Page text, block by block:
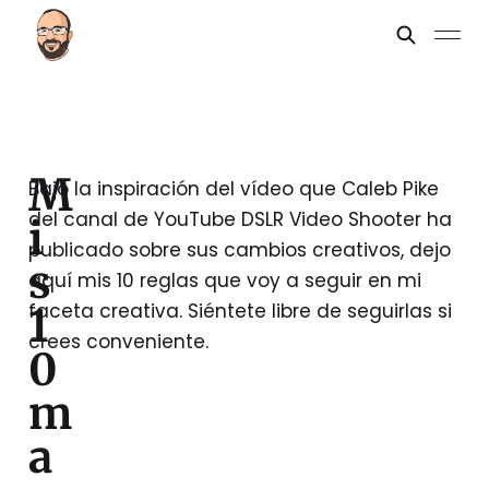
Bajo la inspiración del vídeo que Caleb Pike
del canal de YouTube DSLR Video Shooter ha
publicado sobre sus cambios creativos, dejo
aquí mis 10 reglas que voy a seguir en mi
faceta creativa. Siéntete libre de seguirlas si
crees conveniente.
M
i
s
1
0
m
a